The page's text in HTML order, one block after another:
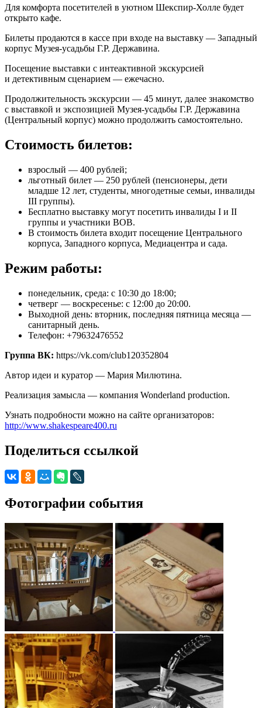
Для комфорта посетителей в уютном Шекспир-Холле будет
открыто кафе.
Билеты продаются в кассе при входе на выставку — Западный
корпус Музея-усадьбы Г.Р. Державина.
Посещение выставки с интеактивной экскурсией
и детективным сценарием — ежечасно.
Продолжительность экскурсии — 45 минут, далее знакомство
с выставкой и экспозицией Музея-усадьбы Г.Р. Державина
(Центральный корпус) можно продолжить самостоятельно.
Стоимость билетов:
взрослый — 400 рублей;
льготный билет — 250 рублей (пенсионеры, дети
младше 12 лет, студенты, многодетные семьи, инвалиды
III группы).
Бесплатно выставку могут посетить инвалиды I и II
группы и участники ВОВ.
В стоимость билета входит посещение Центрального
корпуса, Западного корпуса, Медиацентра и сада.
Режим работы:
понедельник, среда: с 10:30 до 18:00;
четверг — воскресенье: с 12:00 до 20:00.
Выходной день: вторник, последняя пятница месяца —
санитарный день.
Телефон: +79632476552
Группа ВК: https://vk.com/club120352804
Автор идеи и куратор — Мария Милютина.
Реализация замысла — компания Wonderland production.
Узнать подробности можно на сайте организаторов:
http://www.shakespeare400.ru
Поделиться ссылкой
Фотографии события